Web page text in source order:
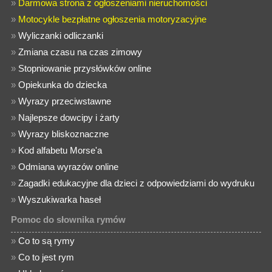
» Darmowa strona z ogłoszeniami nieruchomości
» Motocykle bezpłatne ogłoszenia motoryzacyjne
»Wyliczanki odliczanki
»Zmiana czasu na czas zimowy
» Stopniowanie przysłówków online
»Opiekunka do dziecka
»Wyrazy przeciwstawne
» Najlepsze dowcipy i żarty
»Wyrazy bliskoznaczne
» Kod alfabetu Morse'a
»Odmiana wyrazów online
»Zagadki edukacyjne dla dzieci z odpowiedziami do wydruku
»Wyszukiwarka haseł
Pomoc do słownika rymów
»Co to są rymy
»Co to jest rym